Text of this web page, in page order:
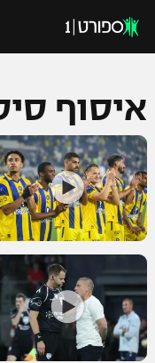
כדורגל ישראלי
ליגת העל
גביע הטוטו
ליגיונרים
כדורגל עולמי
ליגת האלופות
ליגה אירופית
ליגה אנגלית
כדורסל ישראלי
ליגת ווינר סל
כדורסל עולמי
איסוף